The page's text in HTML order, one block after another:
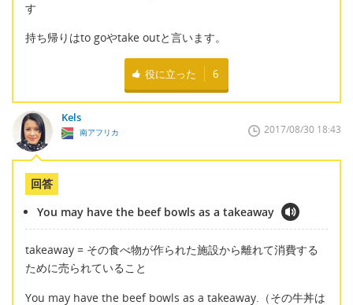
す
持ち帰りはto goやtake outと言います。
役に立った 6
Kels
南アフリカ 2017/08/30 18:43
回答
You may have the beef bowls as a takeaway
takeaway = その食べ物が作られた施設から離れて消費する
ために売られていること
You may have the beef bowls as a takeaway.（その牛丼は